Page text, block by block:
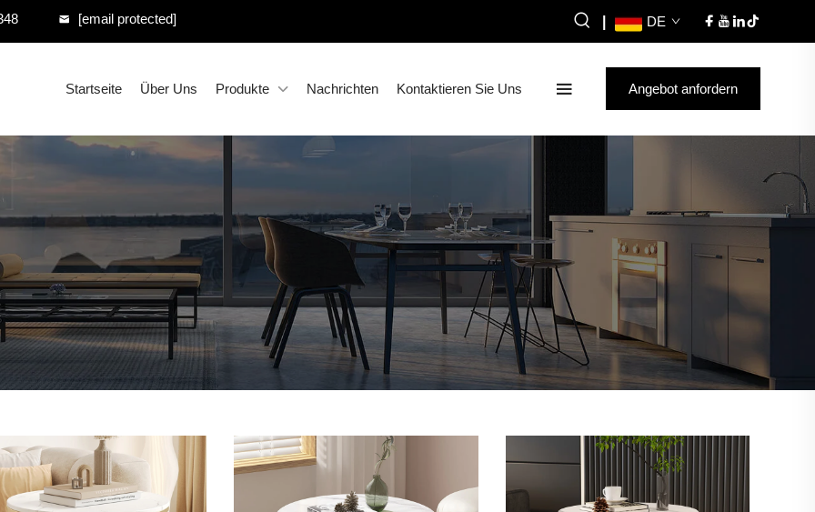
[email protected] DE
Startseite Über Uns Produkte Nachrichten Kontaktieren Sie Uns Angebot anfordern